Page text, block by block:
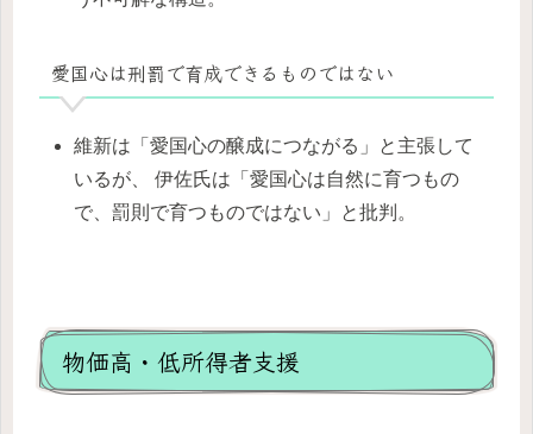
愛国心は刑罰で育成できるものではない
維新は「愛国心の醸成につながる」と主張して
いるが、 伊佐氏は「愛国心は自然に育つもの
で、罰則で育つものではない」と批判。
物価高・低所得者支援